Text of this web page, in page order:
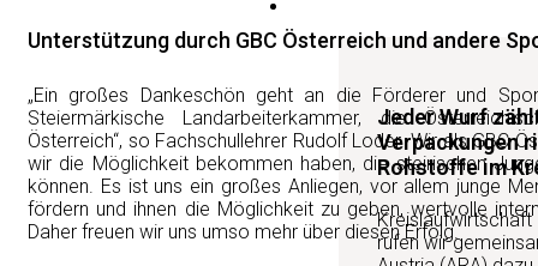
Jeder Wurf
Verpackungen
Rohstoffe im
Kreislaufwirtschaft
rufen wir
Unterstützung durch GBC Österreich und andere
„Ein großes Dankeschön geht an die Förderer und
Steiermärkische Landarbeiterkammer, die
Österreich“, so Fachschullehrer Rudolf Loder. Wir als GBC
wir die Möglichkeit bekommen haben, die steirischen
können. Es ist uns ein großes Anliegen, vor allem junge
fördern und ihnen die Möglichkeit zu geben, wertvolle
Daher freuen wir uns umso mehr über diesen Erfolg.